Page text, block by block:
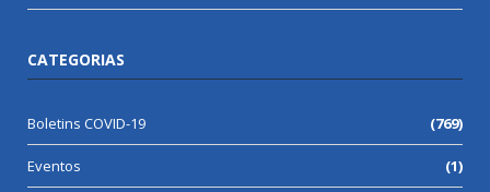
CATEGORIAS
Boletins COVID-19 (769)
Eventos (1)